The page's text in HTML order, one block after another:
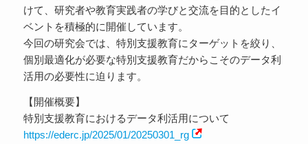
けて、研究者や教育実践者の学びと交流を目的としたイ
ベントを積極的に開催しています。
今回の研究会では、特別支援教育にターゲットを絞り、
個別最適化が必要な特別支援教育だからこそのデータ利
活用の必要性に迫ります。
【開催概要】
特別支援教育におけるデータ利活用について
https://ederc.jp/2025/01/20250301_rg